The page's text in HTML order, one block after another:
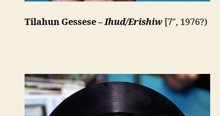
Tilahun Gessese –Ihud/Erishiw [7″, 1976?)